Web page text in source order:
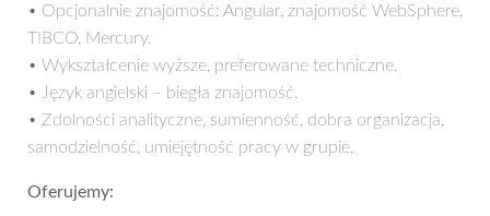
• Opcjonalnie znajomość: Angular, znajomość WebSphere,
TIBCO, Mercury.
• Wykształcenie wyższe, preferowane techniczne.
• Język angielski – biegła znajomość.
• Zdolności analityczne, sumienność, dobra organizacja,
samodzielność, umiejętność pracy w grupie.
Oferujemy: